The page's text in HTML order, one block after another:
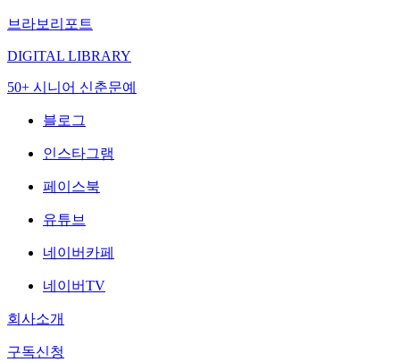
브라보리포트
DIGITAL LIBRARY
50+ 시니어 신춘문예
블로그
인스타그램
페이스북
유튜브
네이버카페
네이버TV
회사소개
구독신청